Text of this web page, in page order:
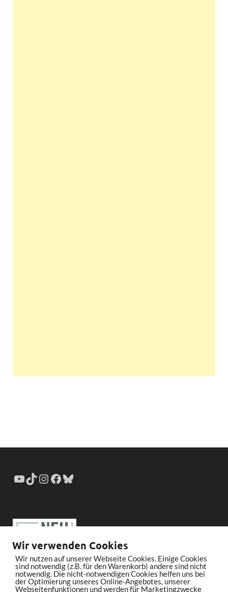
Wir verwenden Cookies
Wir nutzen auf unserer Webseite Cookies. Einige Cookies
sind notwendig (z.B. für den Warenkorb) andere sind nicht
notwendig. Die nicht-notwendigen Cookies helfen uns bei
der Optimierung unseres Online-Angebotes, unserer
Webseitenfunktionen und werden für Marketingzwecke